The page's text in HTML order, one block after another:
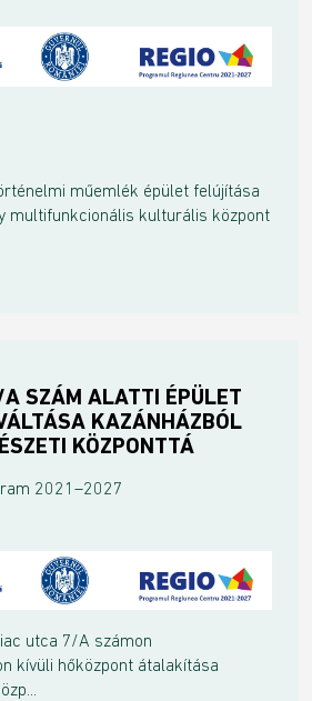
műemlék épület felújítása
multifunkcionális kulturális központ
SZÁM ALATTI ÉPÜLET
KAZÁNHÁZBÓL
KÖZPONTTÁ
2021–2027
utca 7/A számon
kívüli hőközpont átalakítása